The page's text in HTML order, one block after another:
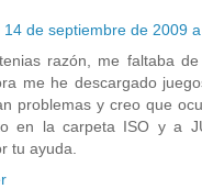
14 de septiembre de 2009
razón, me faltaba
me he descargado
problemas y creo que
en la carpeta ISO y a
tu ayuda.